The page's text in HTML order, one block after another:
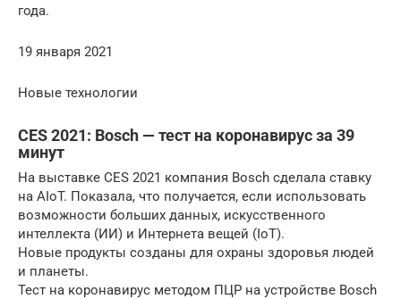
года.
19 января 2021
Новые технологии
CES 2021: Bosch — тест на коронавирус за 39
минут
На выставке CES 2021 компания Bosch сделала ставку
на AIoT. Показала, что получается, если использовать
возможности больших данных, искусственного
интеллекта (ИИ) и Интернета вещей (IoT).
Новые продукты созданы для охраны здоровья людей
и планеты.
Тест на коронавирус методом ПЦР на устройстве Bosch